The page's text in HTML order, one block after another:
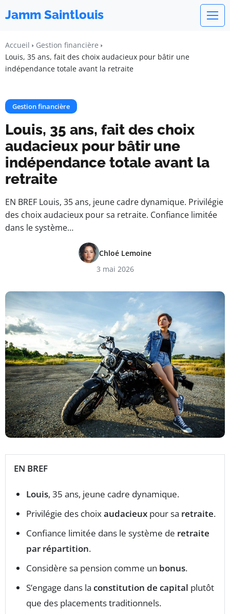
Jamm Saintlouis
Accueil
Gestion financière
Louis, 35 ans, fait des choix audacieux pour bâtir une
indépendance totale avant la retraite
Gestion financière
Louis, 35 ans, fait des choix
audacieux pour bâtir une
indépendance totale avant la
retraite
EN BREF Louis, 35 ans, jeune cadre dynamique. Privilégie
des choix audacieux pour sa retraite. Confiance limitée
dans le système…
Chloé Lemoine
3 mai 2026
EN BREF
Louis, 35 ans, jeune cadre dynamique.
Privilégie des choixaudacieux pour sa retraite.
Confiance limitée dans le système de retraite
par répartition.
Considère sa pension comme un bonus.
S’engage dans la constitution de capital plutôt
que des placements traditionnels.